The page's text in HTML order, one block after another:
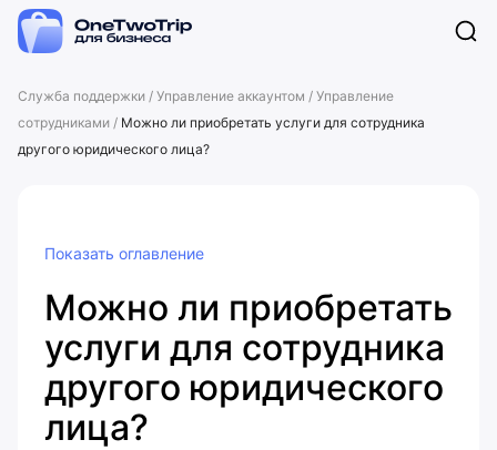
Служба поддержки / Управление аккаунтом / Управление
сотрудниками / Можно ли приобретать услуги для сотрудника
другого юридического лица?
Показать оглавление
Можно ли приобретать
услуги для сотрудника
другого юридического
лица?